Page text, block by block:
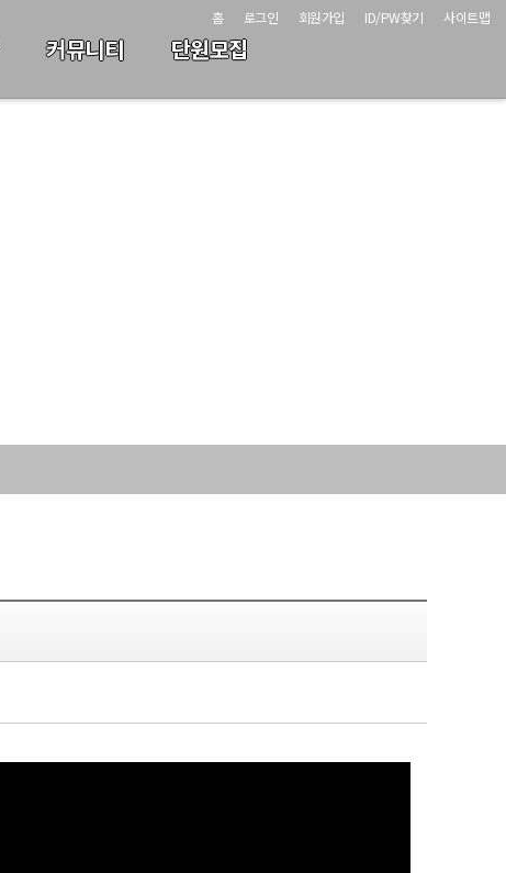
커뮤니티 단원모집
홈 로그인 회원가입 ID/PW찾기 사이트맵